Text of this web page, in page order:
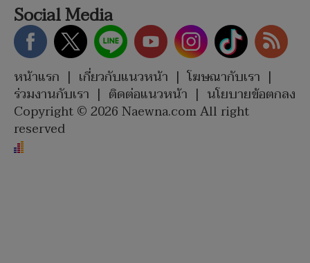
Social Media
หน้าแรก | เกี่ยวกับแนวหน้า | โฆษณากับเรา |
ร่วมงานกับเรา | ติดต่อแนวหน้า | นโยบายข้อตกลง
Copyright © 2026 Naewna.com All right
reserved